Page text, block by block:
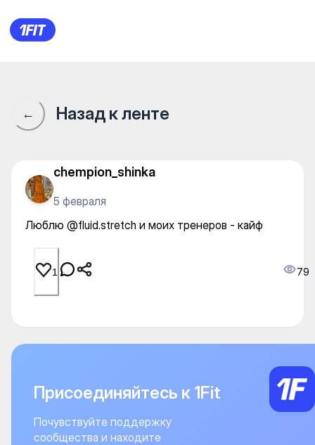
Люблю @fluid.stretch и
← Назад к ленте
chempion_shinka
5 февраля
Люблю @fluid.stretch и моих тренеров - кайф
1 79
Присоединяйтесь к 1Fit
Почувствуйте поддержку
сообщества и находите